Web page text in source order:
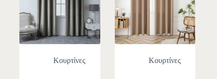
Κουρτίνες Κουρτίνες